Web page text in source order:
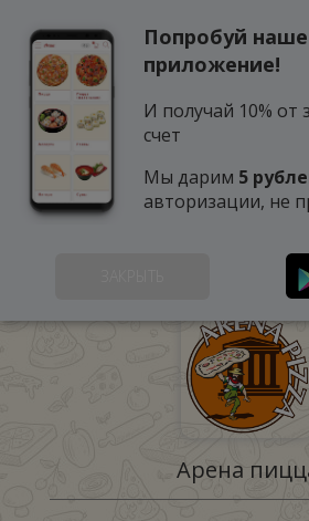
Арена
Попробуй
приложение!
И получай 10% от
счет
Мы дарим 5
авторизации, не